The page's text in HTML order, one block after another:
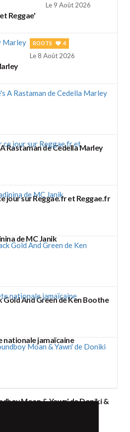
Le 9 Août 2026
Reggae'
ROOTS 4
Le 8 Août 2026
Rastaman de Cedella Marley
jour sur Reggae.fr et Reggae.fr
de MC Janik
Gold And Green de Ken Boothe
nationale jamaïcaine
Moan & Yawn' de Doniki &